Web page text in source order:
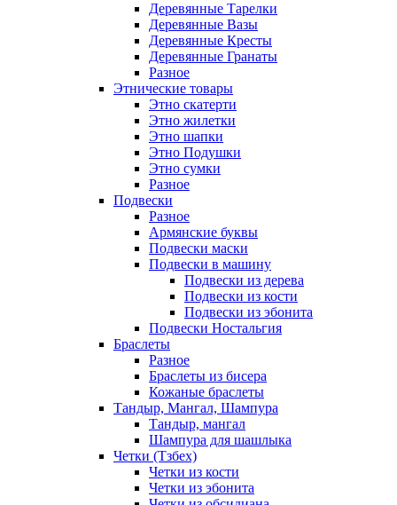
Деревянные Тарелки
Деревянные Вазы
Деревянные Кресты
Деревянные Гранаты
Разное
Этнические товары
Этно скатерти
Этно жилетки
Этно шапки
Этно Подушки
Этно сумки
Разное
Подвески
Разное
Армянские буквы
Подвески маски
Подвески в машину
Подвески из дерева
Подвески из кости
Подвески из эбонита
Подвески Ностальгия
Браслеты
Разное
Браслеты из бисера
Кожаные браслеты
Тандыр, Мангал, Шампура
Тандыр, мангал
Шампура для шашлыка
Четки (Тзбех)
Четки из кости
Четки из эбонита